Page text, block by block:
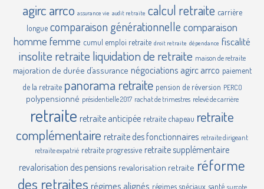
agirc arrco assurance vie audit retraite calcul retraite carrière
longue comparaison générationnelle comparaison
homme femme cumul emploi retraite droit retraite dépendance fiscalité
insolite retraite liquidation de retraite maison de retraite
majoration de durée d’assurance négociations agirc arrco paiement
de la retraite panorama retraite pension de réversion PERCO
polypensionné présidentielle 2017 rachat de trimestres relevé de carrière
retraite retraite anticipée retraite chapeau retraite
complémentaire retraite des fonctionnaires retraite dirigeant
retraite expatrié retraite progressive retraite supplémentaire
revalorisation des pensions revalorisation retraite réforme
des retraites régimes alignés régimes spéciaux santé surcote